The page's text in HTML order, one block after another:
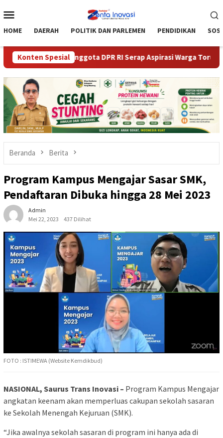
ke
Mobile
HOME DAERAH POLITIK DAN PARLEMEN PENDIDIKAN
Konten Spesial
dan Anggota DPR RI Serap Aspirasi Warga Torue
Beranda Berita
Program Kampus Mengajar Sasar SMK,
Pendaftaran Dibuka hingga 28 Mei 2023
Admin
Mei 22, 2023
437 Dilihat
FOTO : ISTIMEWA (Website Kemdikbud)
NASIONAL, Saurus Trans Inovasi – Program Kampus Mengajar
angkatan keenam akan memperluas cakupan sekolah sasaran
ke Sekolah Menengah Kejuruan (SMK).
“Jika awalnya sekolah sasaran di program ini hanya ada di